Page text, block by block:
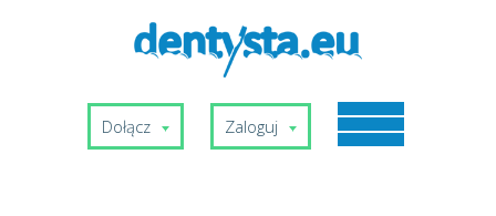
Dołącz Zaloguj